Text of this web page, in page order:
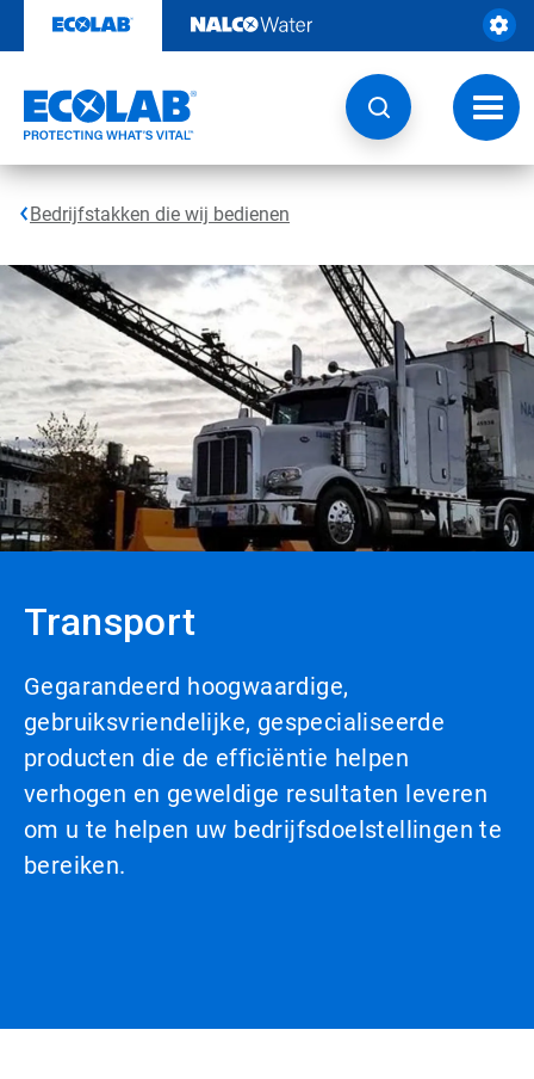
content
Bedrijfstakken die wij bedienen
Transport
Gegarandeerd hoogwaardige,
gebruiksvriendelijke, gespecialiseerde
producten die de efficiëntie helpen
verhogen en geweldige resultaten leveren
om u te helpen uw bedrijfsdoelstellingen te
bereiken.